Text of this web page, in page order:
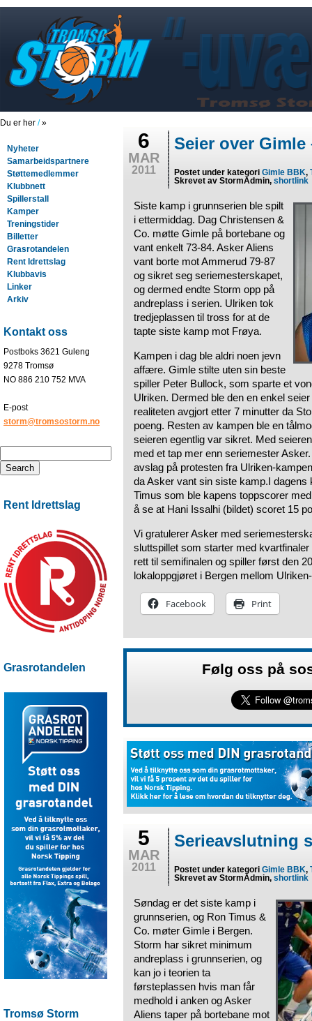
Du er her /»
Nyheter
Samarbeidspartnere
Støttemedlemmer
Klubbnett
Spillerstall
Kamper
Treningstider
Billetter
Grasrotandelen
Rent Idrettslag
Klubbavis
Linker
Arkiv
Kontakt oss
Postboks 3621 Guleng
9278 Tromsø
NO 886 210 752 MVA
E-post
storm@tromsostorm.no
Rent Idrettslag
Grasrotandelen
Tromsø Storm
6
MAR
2011
Seier over
Postet under kategoriGimle BBK,
Skrevet av StormAdmin,shortlink
Siste kamp i grunnserien ble spilt
i ettermiddag. Dag Christensen &
Co. møtte Gimle på bortebane og
vant enkelt 73-84. Asker Aliens
vant borte mot Ammerud 79-87
og sikret seg seriemesterskapet,
og dermed endte Storm opp på
andreplass i serien. Ulriken tok
tredjeplassen til tross for at de
tapte siste kamp mot Frøya.
Kampen i dag ble aldri noen jevn
affære. Gimle stilte uten sin beste
spiller Peter Bullock, som sparte et
Ulriken. Dermed ble den en enkel
realiteten avgjort etter 7 minutter da
poeng. Resten av kampen ble en
seieren egentlig var sikret. Med
med et tap mer enn seriemester
avslag på protesten fra Ulriken-
da Asker vant sin siste kamp.I
Timus som ble kapens toppscorer
å se at Hani Issalhi (bildet) scoret 15
Vi gratulerer Asker med
sluttspillet som starter med
rett til semifinalen og spiller først den
lokaloppgjøret i Bergen mellom
Facebook Print
Følg oss på
5
MAR
2011
Serieavslutning
Postet under kategoriGimle BBK,
Skrevet av StormAdmin,shortlink
Søndag er det siste kamp i
grunnserien, og Ron Timus &
Co. møter Gimle i Bergen.
Storm har sikret minimum
andreplass i grunnserien, og
kan jo i teorien ta
førsteplassen hvis man får
medhold i anken og Asker
Aliens taper på bortebane mot